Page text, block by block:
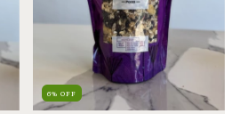
6% OFF